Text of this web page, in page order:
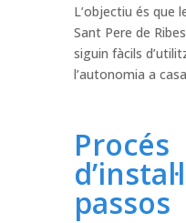
L’objectiu és que
Sant Pere de
siguin fàcils
l’autonomia a
Procés
passos